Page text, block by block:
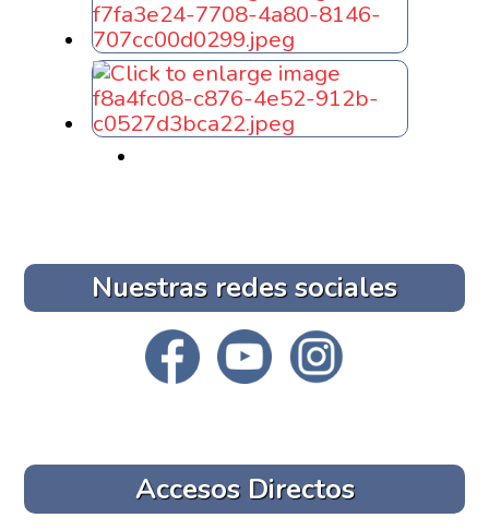
Nuestras redes sociales
Accesos Directos